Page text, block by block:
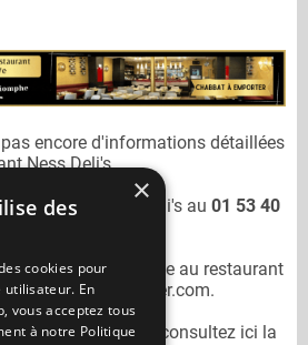
encore d'informations détaillées
Ness Deli's.
restaurant
Ness Deli's au 01 53 40
lors de votre sortie au restaurant
sur Mangercacher.com.
restaurant cacher
consultez ici la
×
des
cookies pour
En
vous acceptez tous
à notre Politique